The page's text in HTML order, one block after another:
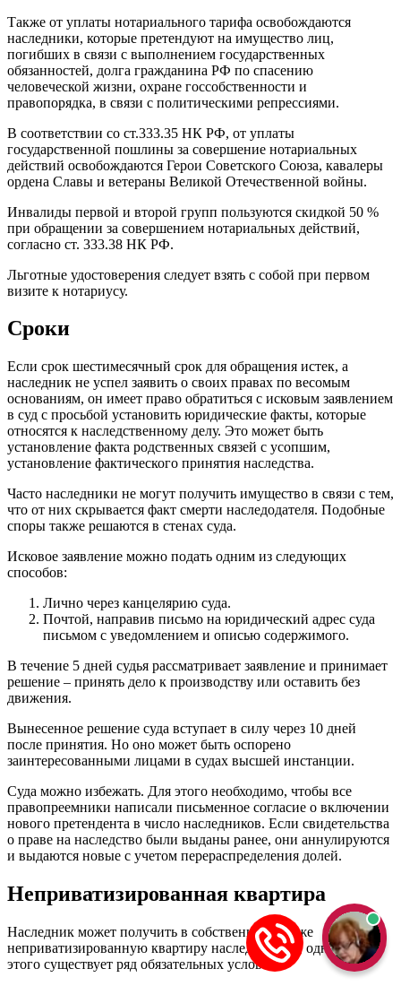
Также от уплаты нотариального тарифа освобождаются
наследники, которые претендуют на имущество лиц,
погибших в связи с выполнением государственных
обязанностей, долга гражданина РФ по спасению
человеческой жизни, охране госсобственности и
правопорядка, в связи с политическими репрессиями.
В соответствии со ст.333.35 НК РФ, от уплаты
государственной пошлины за совершение нотариальных
действий освобождаются Герои Советского Союза, кавалеры
ордена Славы и ветераны Великой Отечественной войны.
Инвалиды первой и второй групп пользуются скидкой 50 %
при обращении за совершением нотариальных действий,
согласно ст. 333.38 НК РФ.
Льготные удостоверения следует взять с собой при первом
визите к нотариусу.
Сроки
Если срок шестимесячный срок для обращения истек, а
наследник не успел заявить о своих правах по весомым
основаниям, он имеет право обратиться с исковым заявлением
в суд с просьбой установить юридические факты, которые
относятся к наследственному делу. Это может быть
установление факта родственных связей с усопшим,
установление фактического принятия наследства.
Часто наследники не могут получить имущество в связи с тем,
что от них скрывается факт смерти наследодателя. Подобные
споры также решаются в стенах суда.
Исковое заявление можно подать одним из следующих
способов:
Лично через канцелярию суда.
Почтой, направив письмо на юридический адрес суда
письмом с уведомлением и описью содержимого.
В течение 5 дней судья рассматривает заявление и принимает
решение – принять дело к производству или оставить без
движения.
Вынесенное решение суда вступает в силу через 10 дней
после принятия. Но оно может быть оспорено
заинтересованными лицами в судах высшей инстанции.
Суда можно избежать. Для этого необходимо, чтобы все
правопреемники написали письменное согласие о включении
нового претендента в число наследников. Если свидетельства
о праве на наследство были выданы ранее, они аннулируются
и выдаются новые с учетом перераспределения долей.
Неприватизированная квартира
Наследник может получить в собственность даже
неприватизированную квартиру наследодателя, однако для
этого существует ряд обязательных условий: